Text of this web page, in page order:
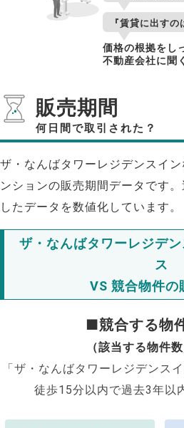
『賃貸に出すの
価格の根拠をし
不動産会社に聞
販売期間
何日間で取引された？
ザ・なんばタワーレジデンスイ
ンションの販売期間データです
したデータを数値化しています。
ザ・なんばタワーレジデ
ス
VS 競合物件の
■競合する物
（該当する物件
「ザ・なんばタワーレジデンス
徒歩15分以内で過去3年以